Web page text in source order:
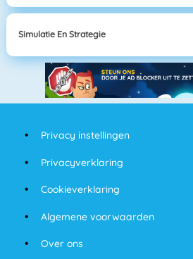
Simulatie En Strategie
Privacy instellingen
Privacyverklaring
Cookieverklaring
Algemene voorwaarden
Over ons